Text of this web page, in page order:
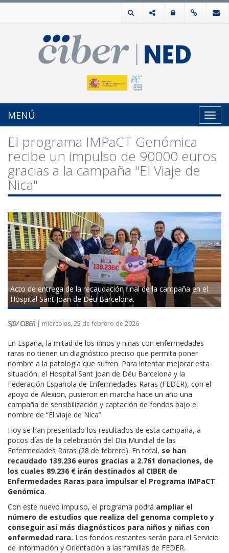
MENÚ
El programa IMPaCT Genómica
recibe un impulso de 90000 euros
gracias a la campaña "El Viaje de
Nica"
Acto de entrega de la recaudación final de la campaña en el
Hospital Sant Joan de Déu Barcelona.
SJD/ CIBER | miércoles, 25 de febrero de 2026
En España, la mitad de los niños y niñas con enfermedades
raras no tienen un diagnóstico preciso que permita poner
nombre a la patología que sufren. Para intentar mejorar esta
situación, el Hospital Sant Joan de Déu Barcelona y la
Federación Española de Enfermedades Raras (FEDER), con el
apoyo de Alexion, pusieron en marcha hace un año una
campaña de sensibilización y captación de fondos bajo el
nombre de “El viaje de Nica”.
Hoy se han presentado los resultados de esta campaña, a
pocos días de la celebración del Dia Mundial de las
Enfermedades Raras (28 de febrero). En total, se han
recaudado 139.236 euros gracias a 2.761 donaciones, de
los cuales 89.236 € irán destinados al CIBER de
Enfermedades Raras para impulsar el Programa IMPaCT
Genómica.
Con este nuevo impulso, el programa podrá ampliar el
número de estudios que realiza del genoma completo y
conseguir así más diagnósticos para niños y niñas con
enfermedad rara. Los fondos restantes serán para el Servicio
de Información y Orientación a las familias de FEDER.